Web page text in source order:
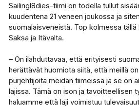
Sailingl8dies-tiimi on todella tullut
kuudentena 21 veneen joukossa ja
suomalaisveneistä. Top kolmessa tällä
Saksa ja Itävalta.
– On ilahduttavaa, että erityisesti
herättävät huomiota siitä, että meillä
purjehtijoita meidän tiimeissä ja se on
lajissa. Tämä on ison ja tavoitteellisen
haluamme että laji voimistuu